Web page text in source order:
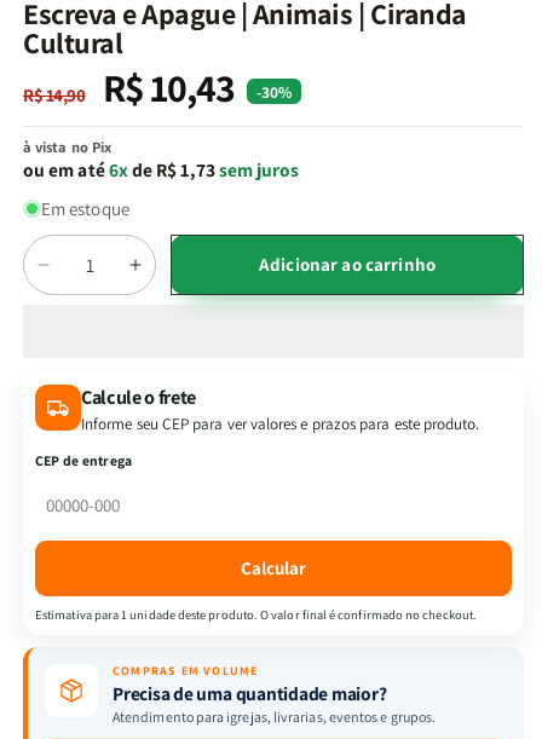
janela
modal
Escreva e Apague | Animais | Ciranda
Cultural
Preço
normal
R$ 14,90
Preço
promocional
R$ 10,43 -30%
à vista no Pix
ou em até6xde R$ 1,73sem juros
Em estoque
Quantidade
Diminuir
a
e
Apague
|
|
Aumentar
a
e
Apague
Adicionar ao carrinho
Calcule o frete
Informe seu CEP para ver valores e prazos para este produto.
CEP de entrega
Calcular
Estimativa para 1 unidade deste produto. O valor final é confirmado no checkout.
COMPRAS EM VOLUME
Precisa de uma quantidade maior?
Atendimento para igrejas, livrarias, eventos e grupos.